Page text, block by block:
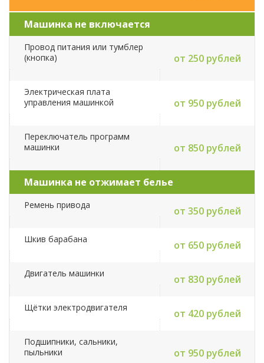
Машинка не включается
Провод питания или тумблер
(кнопка)
от 250 рублей
Электрическая плата
управления машинкой
от 950 рублей
Переключатель программ
машинки
от 850 рублей
Машинка не отжимает белье
Ремень привода от 350 рублей
Шкив барабана от 650 рублей
Двигатель машинки от 830 рублей
Щётки электродвигателя от 420 рублей
Подшипники, сальники,
пыльники
от 950 рублей